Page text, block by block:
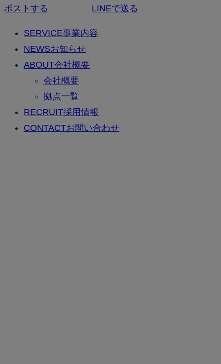
ポストする LINEで送る
SERVICE事業内容
NEWSお知らせ
ABOUT会社概要
会社概要
拠点一覧
RECRUIT採用情報
CONTACTお問い合わせ